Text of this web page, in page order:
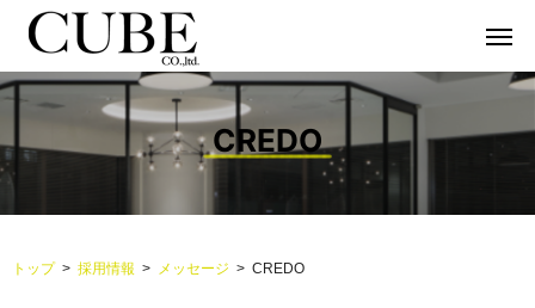
CREDO
トップ 採用情報 メッセージ CREDO